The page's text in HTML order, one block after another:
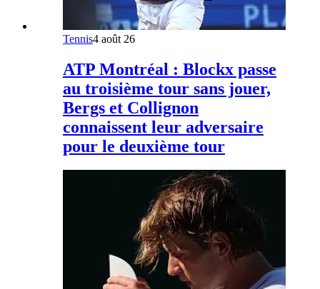
Tennis4 août 26
ATP Montréal : Blockx passe
au troisième tour sans jouer,
Bergs et Collignon
connaissent leur adversaire
pour le deuxième tour